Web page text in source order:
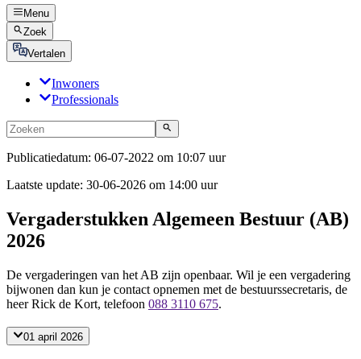
Menu
Zoek
Vertalen
Inwoners
Professionals
Publicatiedatum: 06-07-2022 om 10:07 uur
Laatste update: 30-06-2026 om 14:00 uur
Vergaderstukken Algemeen Bestuur (AB)
2026
De vergaderingen van het AB zijn openbaar. Wil je een vergadering
bijwonen dan kun je contact opnemen met de bestuurssecretaris, de
heer Rick de Kort, telefoon 088 3110 675.
01 april 2026